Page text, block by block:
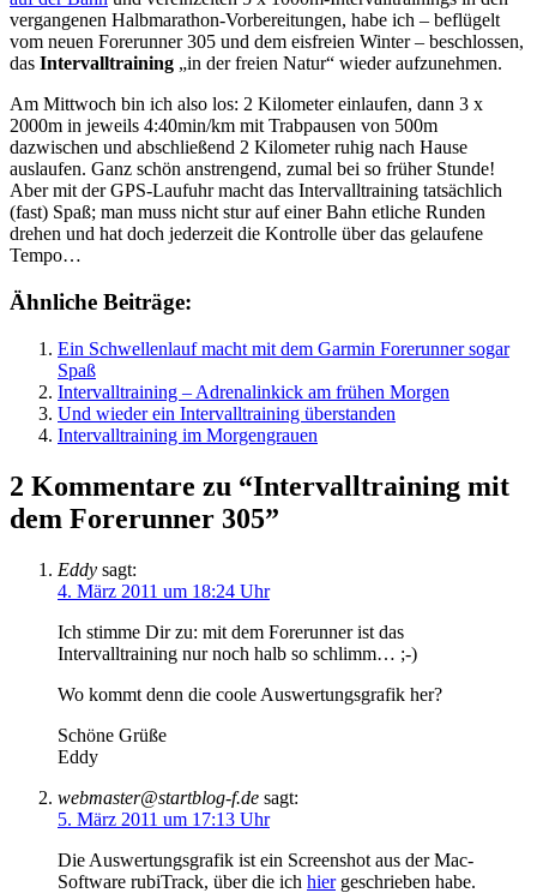
vergangenen Halbmarathon-Vorbereitungen, habe ich – beflügelt
vom neuen Forerunner 305 und dem eisfreien Winter – beschlossen,
das Intervalltraining „in der freien Natur“ wieder aufzunehmen.
Am Mittwoch bin ich also los: 2 Kilometer einlaufen, dann 3 x
2000m in jeweils 4:40min/km mit Trabpausen von 500m
dazwischen und abschließend 2 Kilometer ruhig nach Hause
auslaufen. Ganz schön anstrengend, zumal bei so früher Stunde!
Aber mit der GPS-Laufuhr macht das Intervalltraining tatsächlich
(fast) Spaß; man muss nicht stur auf einer Bahn etliche Runden
drehen und hat doch jederzeit die Kontrolle über das gelaufene
Tempo…
Ähnliche Beiträge:
Ein Schwellenlauf macht mit dem Garmin Forerunner sogar
Spaß
Intervalltraining – Adrenalinkick am frühen Morgen
Und wieder ein Intervalltraining überstanden
Intervalltraining im Morgengrauen
2 Kommentare zu “Intervalltraining mit
dem Forerunner 305”
Eddy sagt:
4. März 2011 um 18:24 Uhr
Ich stimme Dir zu: mit dem Forerunner ist das
Intervalltraining nur noch halb so schlimm… ;-)
Wo kommt denn die coole Auswertungsgrafik her?
Schöne Grüße
Eddy
webmaster@startblog-f.de sagt:
5. März 2011 um 17:13 Uhr
Die Auswertungsgrafik ist ein Screenshot aus der Mac-
Software rubiTrack, über die ich hiergeschrieben habe.